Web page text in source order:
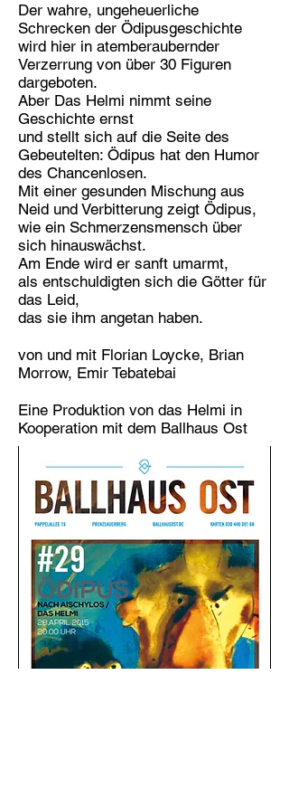
Der wahre, ungeheuerliche
Schrecken der Ödipusgeschichte
wird hier in atemberaubernder
Verzerrung von über 30 Figuren
dargeboten.
Aber Das Helmi nimmt seine
Geschichte ernst
und stellt sich auf die Seite des
Gebeutelten: Ödipus hat den Humor
des Chancenlosen.
Mit einer gesunden Mischung aus
Neid und Verbitterung zeigt Ödipus,
wie ein Schmerzensmensch über
sich hinauswächst.
Am Ende wird er sanft umarmt,
als entschuldigten sich die Götter für
das Leid,
das sie ihm angetan haben.
von und mit Florian Loycke, Brian
Morrow, Emir Tebatebai
Eine Produktion von das Helmi in
Kooperation mit dem Ballhaus Ost